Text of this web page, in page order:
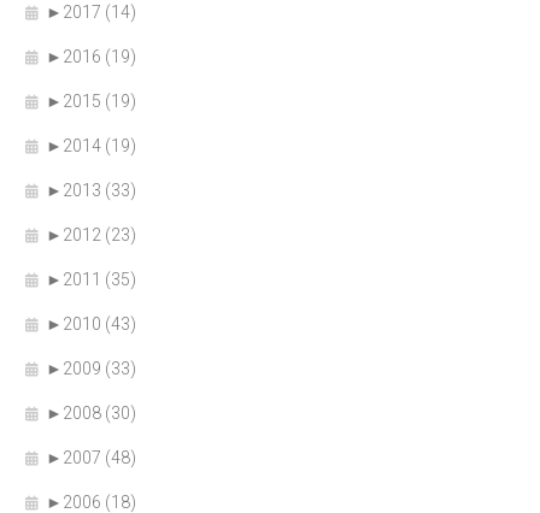
► 2017 (14)
► 2016 (19)
► 2015 (19)
► 2014 (19)
► 2013 (33)
► 2012 (23)
► 2011 (35)
► 2010 (43)
► 2009 (33)
► 2008 (30)
► 2007 (48)
► 2006 (18)